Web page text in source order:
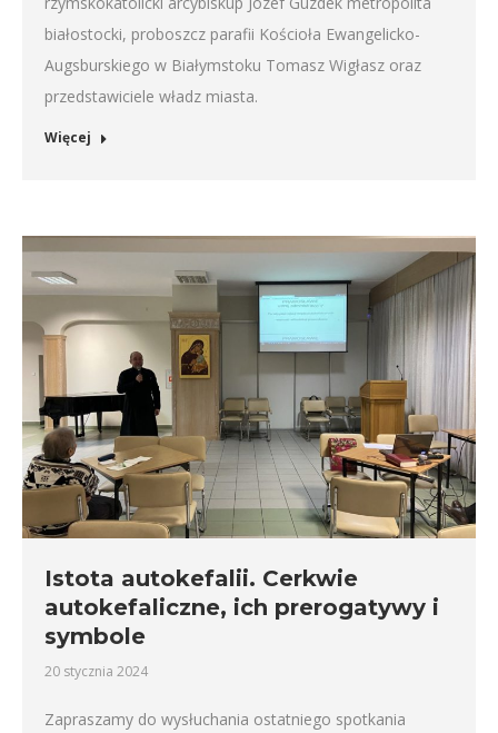
białostocki, proboszcz parafii Kościoła Ewangelicko-
Augsburskiego w Białymstoku Tomasz Wigłasz oraz
przedstawiciele władz miasta.
Więcej
Istota autokefalii. Cerkwie
autokefaliczne, ich prerogatywy i
symbole
20 stycznia 2024
Zapraszamy do wysłuchania ostatniego spotkania